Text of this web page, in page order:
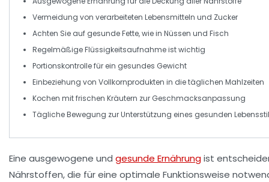
Vermeidung von verarbeiteten Lebensmitteln und Zucker
Achten Sie auf gesunde Fette, wie in Nüssen und Fisch
RegelmäßigeFlüssigkeitsaufnahmeist wichtig
Portionskontrollefür ein gesundes Gewicht
Einbeziehung von Vollkornprodukten in die täglichen Mahlzeiten
Kochen mit frischen Kräutern zur Geschmacksanpassung
TäglicheBewegung zur Unterstützung eines gesunden
Eine ausgewogene und gesunde Ernährungist
Nährstoffen, die für eine optimale Funktionsweise